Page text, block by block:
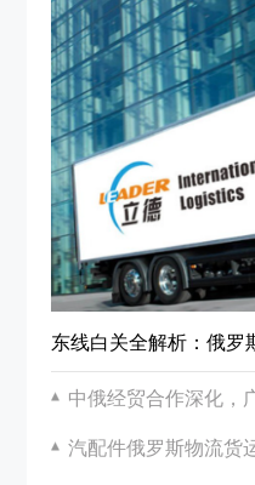
东线白关全解析：俄罗
中俄经贸合作深化，
汽配件俄罗斯物流货